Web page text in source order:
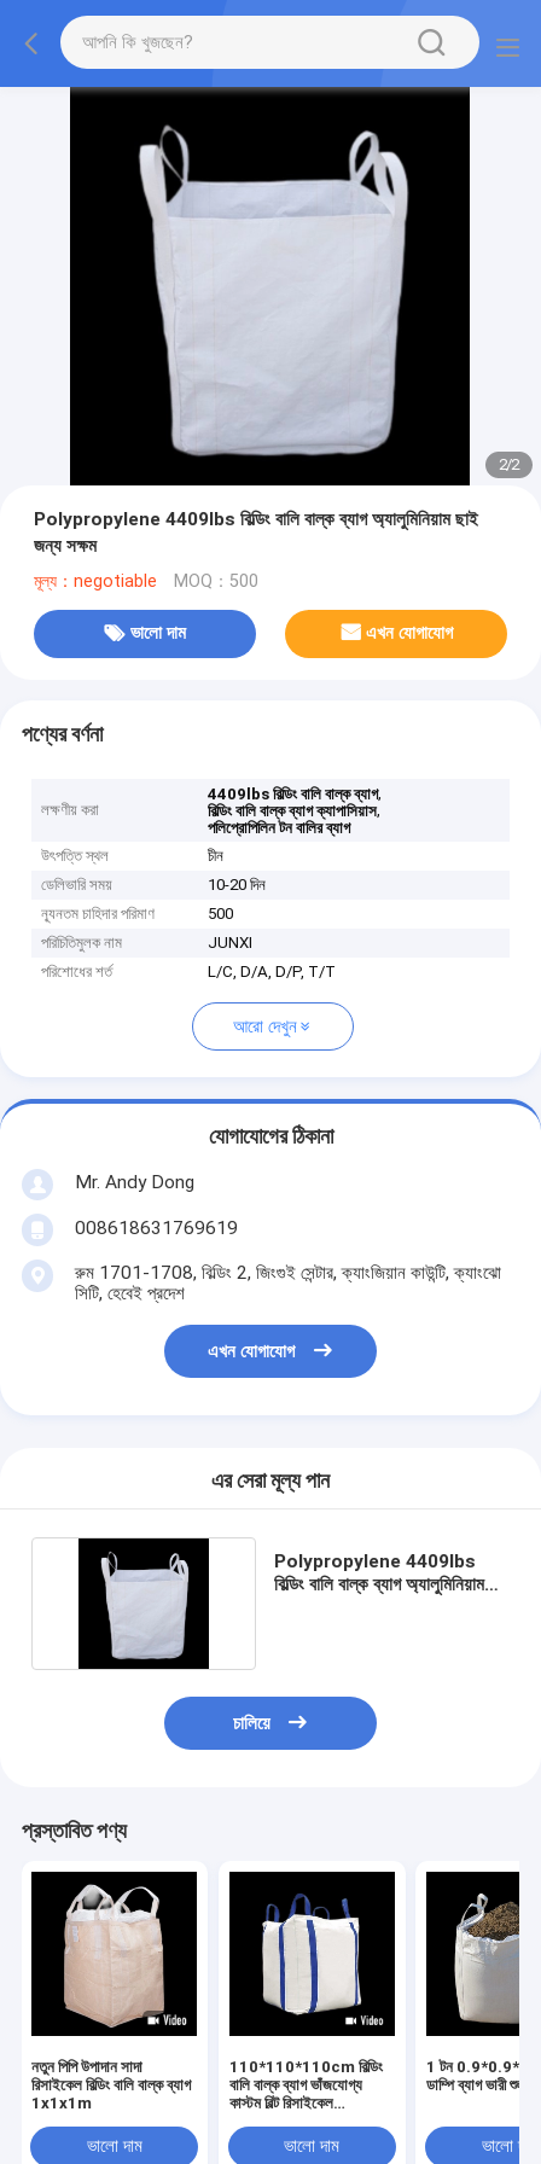
2/2
Polypropylene 4409lbs বিল্ডিং বালি বাল্ক ব্যাগ অ্যালুমিনিয়াম ছাই
জন্য সক্ষম
মূল্য：negotiable MOQ：500
ভালো দাম এখন যোগাযোগ
পণ্যের বর্ণনা
লক্ষণীয় করা
4409lbs বিল্ডিং বালি বাল্ক ব্যাগ,
বিল্ডিং বালি বাল্ক ব্যাগ ক্যাপাসিয়াস,
পলিপ্রোপিলিন টন বালির ব্যাগ
উৎপত্তি স্থল
চীন
ডেলিভারি সময়
10-20 দিন
ন্যূনতম চাহিদার পরিমাণ
500
পরিচিতিমুলক নাম
JUNXI
পরিশোধের শর্ত
L/C, D/A, D/P, T/T
আরো দেখুন
যোগাযোগের ঠিকানা
Mr. Andy Dong
008618631769619
রুম 1701-1708, বিল্ডিং 2, জিংগুই সেন্টার, ক্যাংজিয়ান কাউন্টি, ক্যাংঝো
সিটি, হেবেই প্রদেশ
এখন যোগাযোগ
এর সেরা মূল্য পান
Polypropylene 4409lbs
বিল্ডিং বালি বাল্ক ব্যাগ অ্যালুমিনিয়াম
চালিয়ে
প্রস্তাবিত পণ্য
নতুন পিপি উপাদান সাদা
রিসাইকেল বিল্ডিং বালি বাল্ক ব্যাগ
1x1x1m
ভালো দাম
110*110*110cm বিল্ডিং
বালি বাল্ক ব্যাগ ভাঁজযোগ্য
কাস্টম বিল্ট রিসাইকেল
ভালো দাম
1 টন
ডাম্পি ব্যাগ ভারী শুল্ক
ভালো দাম